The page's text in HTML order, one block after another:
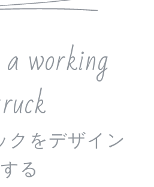
working
クをデザイン
する